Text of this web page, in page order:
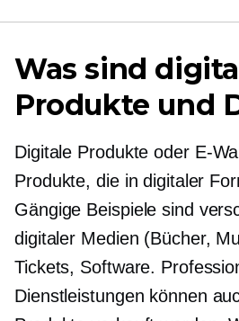
Was sind
Produkte und
Digitale Produkte oder E-
Produkte, die in digitaler
Gängige Beispiele sind
digitaler Medien (Bücher,
Tickets, Software.
Dienstleistungen können